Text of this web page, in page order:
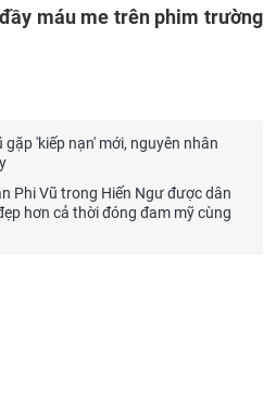
máu me trên phim trường
gặp 'kiếp nạn' mới, nguyên nhân
Phi Vũ trong Hiến Ngư được dân
hơn cả thời đóng đam mỹ cùng